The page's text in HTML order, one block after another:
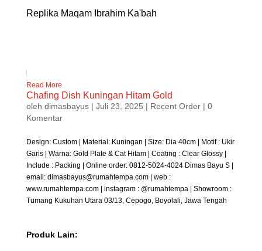
Replika Maqam Ibrahim Ka'bah
Read More
Chafing Dish Kuningan Hitam Gold
oleh dimasbayus| Juli 23, 2025 | Recent Order| 0
Komentar
Design: Custom | Material: Kuningan | Size: Dia 40cm | Motif : Ukir
Garis | Warna: Gold Plate & Cat Hitam | Coating : Clear Glossy |
Include : Packing | Online order: 0812-5024-4024 Dimas Bayu S |
email: dimasbayus@rumahtempa.com | web :
www.rumahtempa.com | instagram : @rumahtempa | Showroom :
Tumang Kukuhan Utara 03/13, Cepogo, Boyolali, Jawa Tengah
Produk Lain: